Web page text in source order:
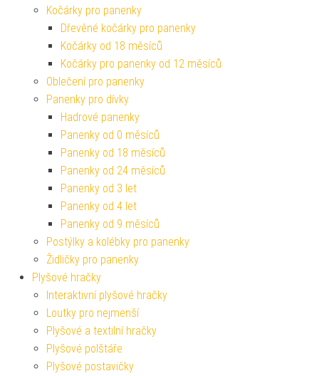
Kočárky pro panenky
Dřevěné kočárky pro panenky
Kočárky od 18 měsíců
Kočárky pro panenky od 12 měsíců
Oblečení pro panenky
Panenky pro dívky
Hadrové panenky
Panenky od 0 měsíců
Panenky od 18 měsíců
Panenky od 24 měsíců
Panenky od 3 let
Panenky od 4 let
Panenky od 9 měsíců
Postýlky a kolébky pro panenky
Židličky pro panenky
Plyšové hračky
Interaktivní plyšové hračky
Loutky pro nejmenší
Plyšové a textilní hračky
Plyšové polštáře
Plyšové postavičky